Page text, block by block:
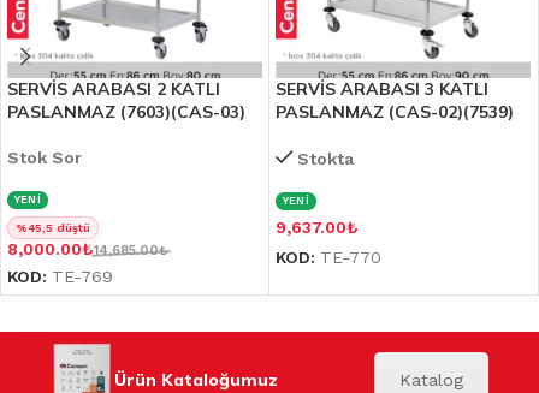
SERVİS ARABASI 2 KATLI
PASLANMAZ (7603)(CAS-03)
Stok Sor
YENİ
%45,5 düştü
8,000.00₺14,685.00₺
KOD: TE-769
SERVİS ARABASI 3 KATLI
PASLANMAZ (CAS-02)(7539)
Stokta
YENİ
9,637.00₺
KOD: TE-770
Ürün Kataloğumuz Katalog